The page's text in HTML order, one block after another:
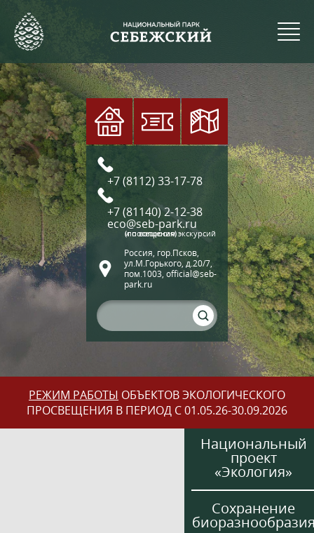
+7 (8112) 33-17-78
+7 (81140) 2-12-38
eco@seb-park.ru
(по вопросам экскурсий и посещения)
Россия, гор.Псков,
ул.М.Горького, д.20/7,
пом.1003, official@seb-
park.ru
РЕЖИМ РАБОТЫ ОБЪЕКТОВ ЭКОЛОГИЧЕСКОГО
ПРОСВЕЩЕНИЯ В ПЕРИОД С 01.05.26-30.09.2026
Национальный
проект
«Экология»
Сохранение